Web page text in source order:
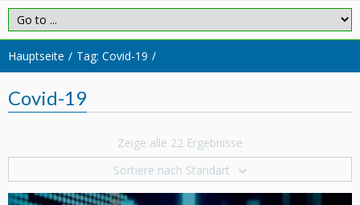
Hauptseite Tag: Covid-19
Covid-19
Zeige alle 22 Ergebnisse
Sortiere nach Standart